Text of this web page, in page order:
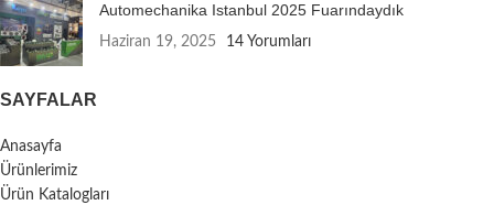
Automechanika Istanbul 2025 Fuarındaydık
Haziran 19, 2025 14 Yorumları
SAYFALAR
Anasayfa
Ürünlerimiz
Ürün Katalogları